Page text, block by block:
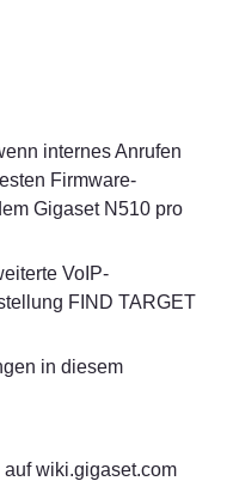
internes Anrufen
Firmware-
Gigaset N510 pro
VoIP-
FIND TARGET
in diesem
wiki.gigaset.com